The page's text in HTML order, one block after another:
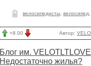
велосипедисты велосипед
+8.00 Автор:
Блог им. VELOTLTLOVE
Недостаточно жилья?